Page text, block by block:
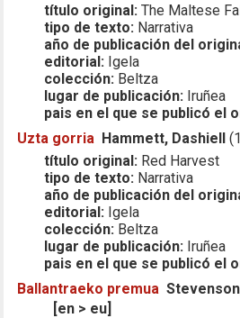
título original: The Maltese
tipo de texto: Narrativa
año de publicación del
editorial: Igela
colección: Beltza
lugar de publicación: Iruñea
pais en el que se publicó el
Uzta gorria Hammett, Dashiell
título original: Red Harvest
tipo de texto: Narrativa
año de publicación del
editorial: Igela
colección: Beltza
lugar de publicación: Iruñea
pais en el que se publicó el
Ballantraeko premua
[en > eu]